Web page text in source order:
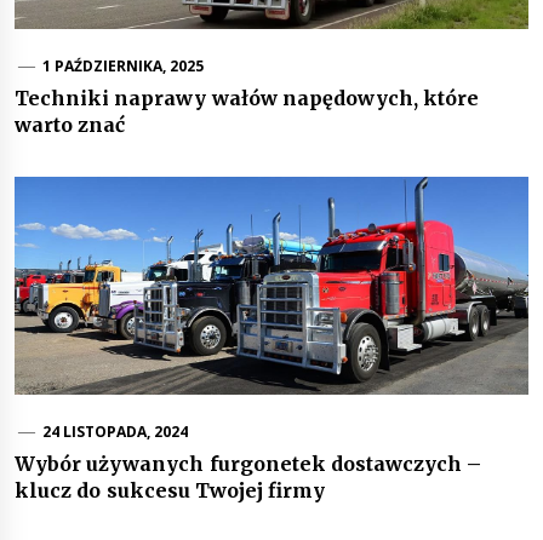
1 PAŹDZIERNIKA, 2025
Techniki naprawy wałów napędowych, które
warto znać
24 LISTOPADA, 2024
Wybór używanych furgonetek dostawczych –
klucz do sukcesu Twojej firmy